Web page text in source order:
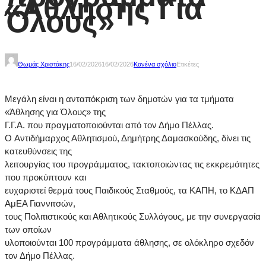
«Άθλησης Για
Όλους»
Θωμάς Χριστάκης16/02/202616/02/2026Κανένα σχόλιοΕτικέτες
Μεγάλη είναι η ανταπόκριση των δημοτών για τα τμήματα
«Άθλησης για Όλους» της
Γ.Γ.Α. που πραγματοποιούνται από τον Δήμο Πέλλας.
O Αντιδήμαρχος Αθλητισμού, Δημήτρης Δαμασκούδης, δίνει τις
κατευθύνσεις της
λειτουργίας του προγράμματος, τακτοποιώντας τις εκκρεμότητες
που προκύπτουν και
ευχαριστεί θερμά τους Παιδικούς Σταθμούς, τα ΚΑΠΗ, το ΚΔΑΠ
ΑμΕΑ Γιαννιτσών,
τους Πολιτιστικούς και Αθλητικούς Συλλόγους, με την συνεργασία
των οποίων
υλοποιούνται 100 προγράμματα άθλησης, σε ολόκληρο σχεδόν
τον Δήμο Πέλλας.